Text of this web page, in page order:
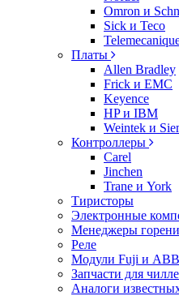
Omron и
Sick и Teco
Платы
Allen Bradley
Frick и EMC
Keyence
HP и IBM
Weintek и
Контроллеры
Carel
Jinchen
Trane и York
Тиристоры
Электронные
Менеджеры
Реле
Модули Fuji и ABB
Запчасти для
Аналоги